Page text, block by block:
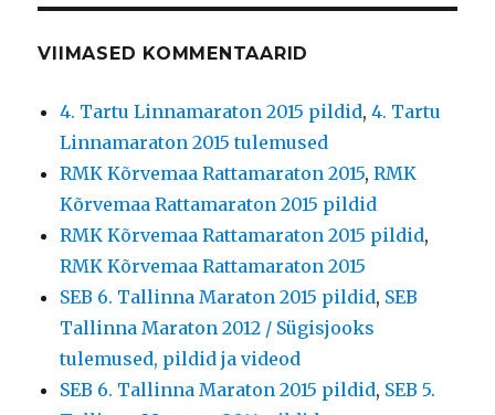
VIIMASED KOMMENTAARID
4. Tartu Linnamaraton 2015 pildid,4. Tartu
Linnamaraton 2015 tulemused
RMK Kõrvemaa Rattamaraton 2015,RMK
Kõrvemaa Rattamaraton 2015 pildid
RMK Kõrvemaa Rattamaraton 2015 pildid,
RMK Kõrvemaa Rattamaraton 2015
SEB 6. Tallinna Maraton 2015 pildid, SEB
Tallinna Maraton 2012 / Sügisjooks
tulemused, pildid ja videod
SEB 6. Tallinna Maraton 2015 pildid, SEB 5.